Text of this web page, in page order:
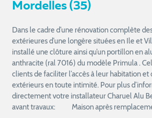
Mordelles (35)
Dans le cadre d’une rénovation complète
extérieures d’une longère situées en Ile et
installé une clôture ainsi qu’un portillon en
anthracite (ral 7016) du modèle Primula .
clients de faciliter l’accès à leur habitation
extérieurs en toute intimité. Pour plus
directement votre installateur Charuel Alu
avant travaux: Maison après